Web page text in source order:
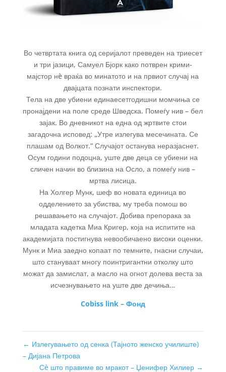
Во четвртата книга од серијалот преведен на триесет
и три јазици, Самуел Бјорк како потврен крими-
мајстор нè враќа во минатото и на првиот случај на
двајцата познати инспектори.
Тела на две убиени единаесетгодишни момчиња се
пронајдени на поле среде Шведска. Помеѓу нив – бел
зајак. Во дневникот на една од жртвите стои
загадочна исповед: „Утре излегува месечината. Се
плашам од Волкот.“ Случајот останува неразјаснет.
Осум години подоцна, уште две деца се убиени на
сличен начин во близина на Осло, а помеѓу нив –
мртва лисица.
На Холгер Мунк, шеф во новата единица во
одделението за убиства, му треба помош во
решавањето на случајот. Добива препорака за
младата кадетка Миа Кригер, која на испитите на
академијата постигнува невообичаено високи оценки.
Мунк и Миа заедно копаат по темните, гнасни случаи,
што стануваат многу поинтригантни отколку што
можат да замислат, а масло на огнот долева веста за
исчезнувањето на уште две дечиња…
Cobiss link – Фонд
← Излегувањето од сенка (Тајното женско училиште)
– Дијана Петрова
Сè што правиме во мракот – Џенифер Хилиер →